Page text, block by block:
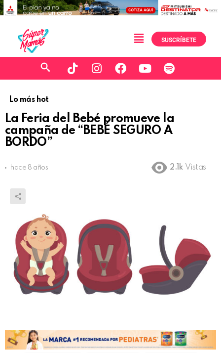
SUSCRÍBETE
Lo más hot
La Feria del Bebé promueve la
campaña de “BEBÉ SEGURO A
BORDO”
hace 8 años 2.1k Vistas